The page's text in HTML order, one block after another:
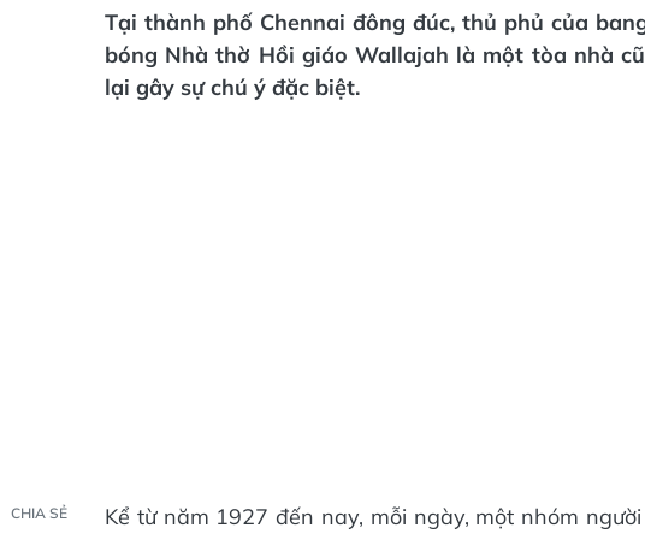
Tại thành phố Chennai đông đúc, thủ phủ của
bóng Nhà thờ Hồi giáo Wallajah là một tòa nhà
lại gây sự chú ý đặc biệt.
CHIA SẺ
Kể từ năm 1927 đến nay, mỗi ngày, một nhóm